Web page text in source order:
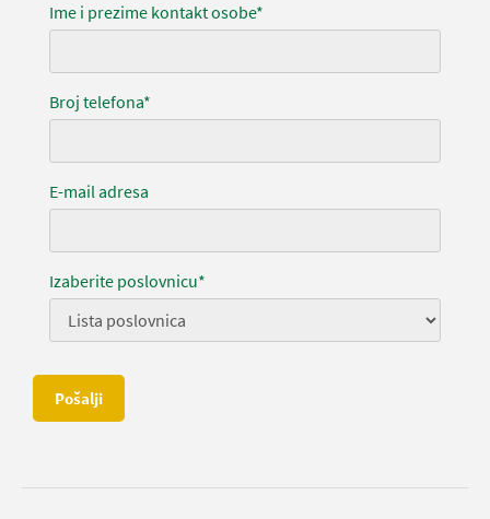
Ime i prezime kontakt osobe*
Broj telefona*
E-mail adresa
Izaberite poslovnicu*
Pošalji